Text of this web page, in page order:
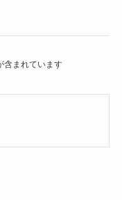
含まれています